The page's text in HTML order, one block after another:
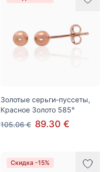
Золотые серьги-пуссеты,
Красное Золото 585°
105.06 € 89.30 €
Скидка -15%